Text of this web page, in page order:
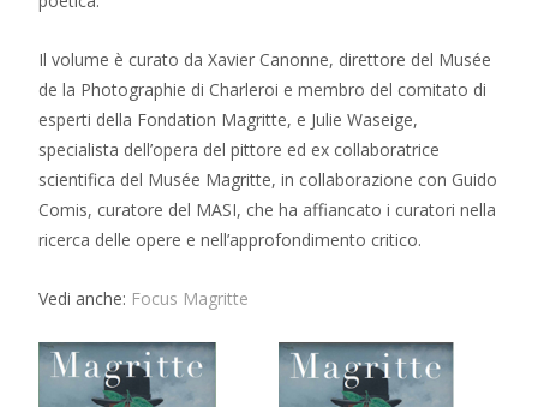
Il volume è curato da Xavier Canonne, direttore del Musée
de la Photographie di Charleroi e membro del comitato di
esperti della Fondation Magritte, e Julie Waseige,
specialista dell’opera del pittore ed ex collaboratrice
scientifica del Musée Magritte, in collaborazione con Guido
Comis, curatore del MASI, che ha affiancato i curatori nella
ricerca delle opere e nell’approfondimento critico.
Vedi anche: Focus Magritte